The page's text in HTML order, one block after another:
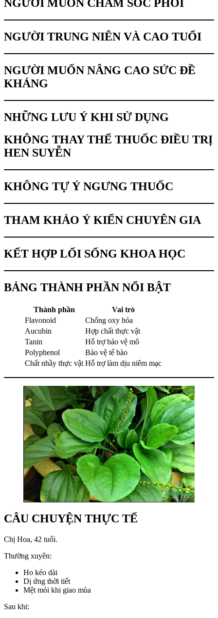
NGƯỜI MUỐN CHĂM SÓC PHỔI
NGƯỜI TRUNG NIÊN VÀ CAO TUỔI
NGƯỜI MUỐN NÂNG CAO SỨC ĐỀ
KHÁNG
NHỮNG LƯU Ý KHI SỬ DỤNG
KHÔNG THAY THẾ THUỐC ĐIỀU TRỊ
HEN SUYỄN
KHÔNG TỰ Ý NGƯNG THUỐC
THAM KHẢO Ý KIẾN CHUYÊN GIA
KẾT HỢP LỐI SỐNG KHOA HỌC
BẢNG THÀNH PHẦN NỔI BẬT
Thành phần
Vai trò
Flavonoid
Chống oxy hóa
Aucubin
Hợp chất thực vật
Tanin
Hỗ trợ bảo vệ mô
Polyphenol
Bảo vệ tế bào
Chất nhầy thực vật Hỗ trợ làm dịu niêm mạc
CÂU CHUYỆN THỰC TẾ
Chị Hoa, 42 tuổi.
Thường xuyên:
Ho kéo dài
Dị ứng thời tiết
Mệt mỏi khi giao mùa
Sau khi: